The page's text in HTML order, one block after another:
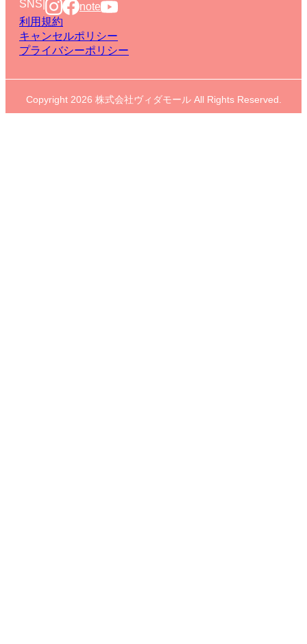
SNS
note
利用規約
キャンセルポリシー
プライバシーポリシー
Copyright 2026 株式会社ヴィダモール All Rights Reserved.